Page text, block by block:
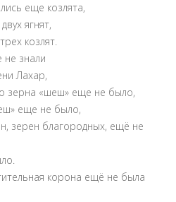
еще козлята,
ягнят,
козлят.
не знали
Лахар,
зерна «шеш» еще не было,
еще не было,
зерен благородных, ещё не
корона ещё не была